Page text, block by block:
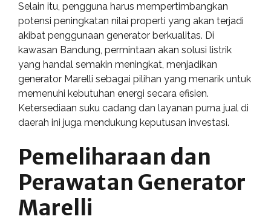
Selain itu, pengguna harus mempertimbangkan
potensi peningkatan nilai properti yang akan terjadi
akibat penggunaan generator berkualitas. Di
kawasan Bandung, permintaan akan solusi listrik
yang handal semakin meningkat, menjadikan
generator Marelli sebagai pilihan yang menarik untuk
memenuhi kebutuhan energi secara efisien.
Ketersediaan suku cadang dan layanan purna jual di
daerah ini juga mendukung keputusan investasi.
Pemeliharaan dan
Perawatan Generator
Marelli